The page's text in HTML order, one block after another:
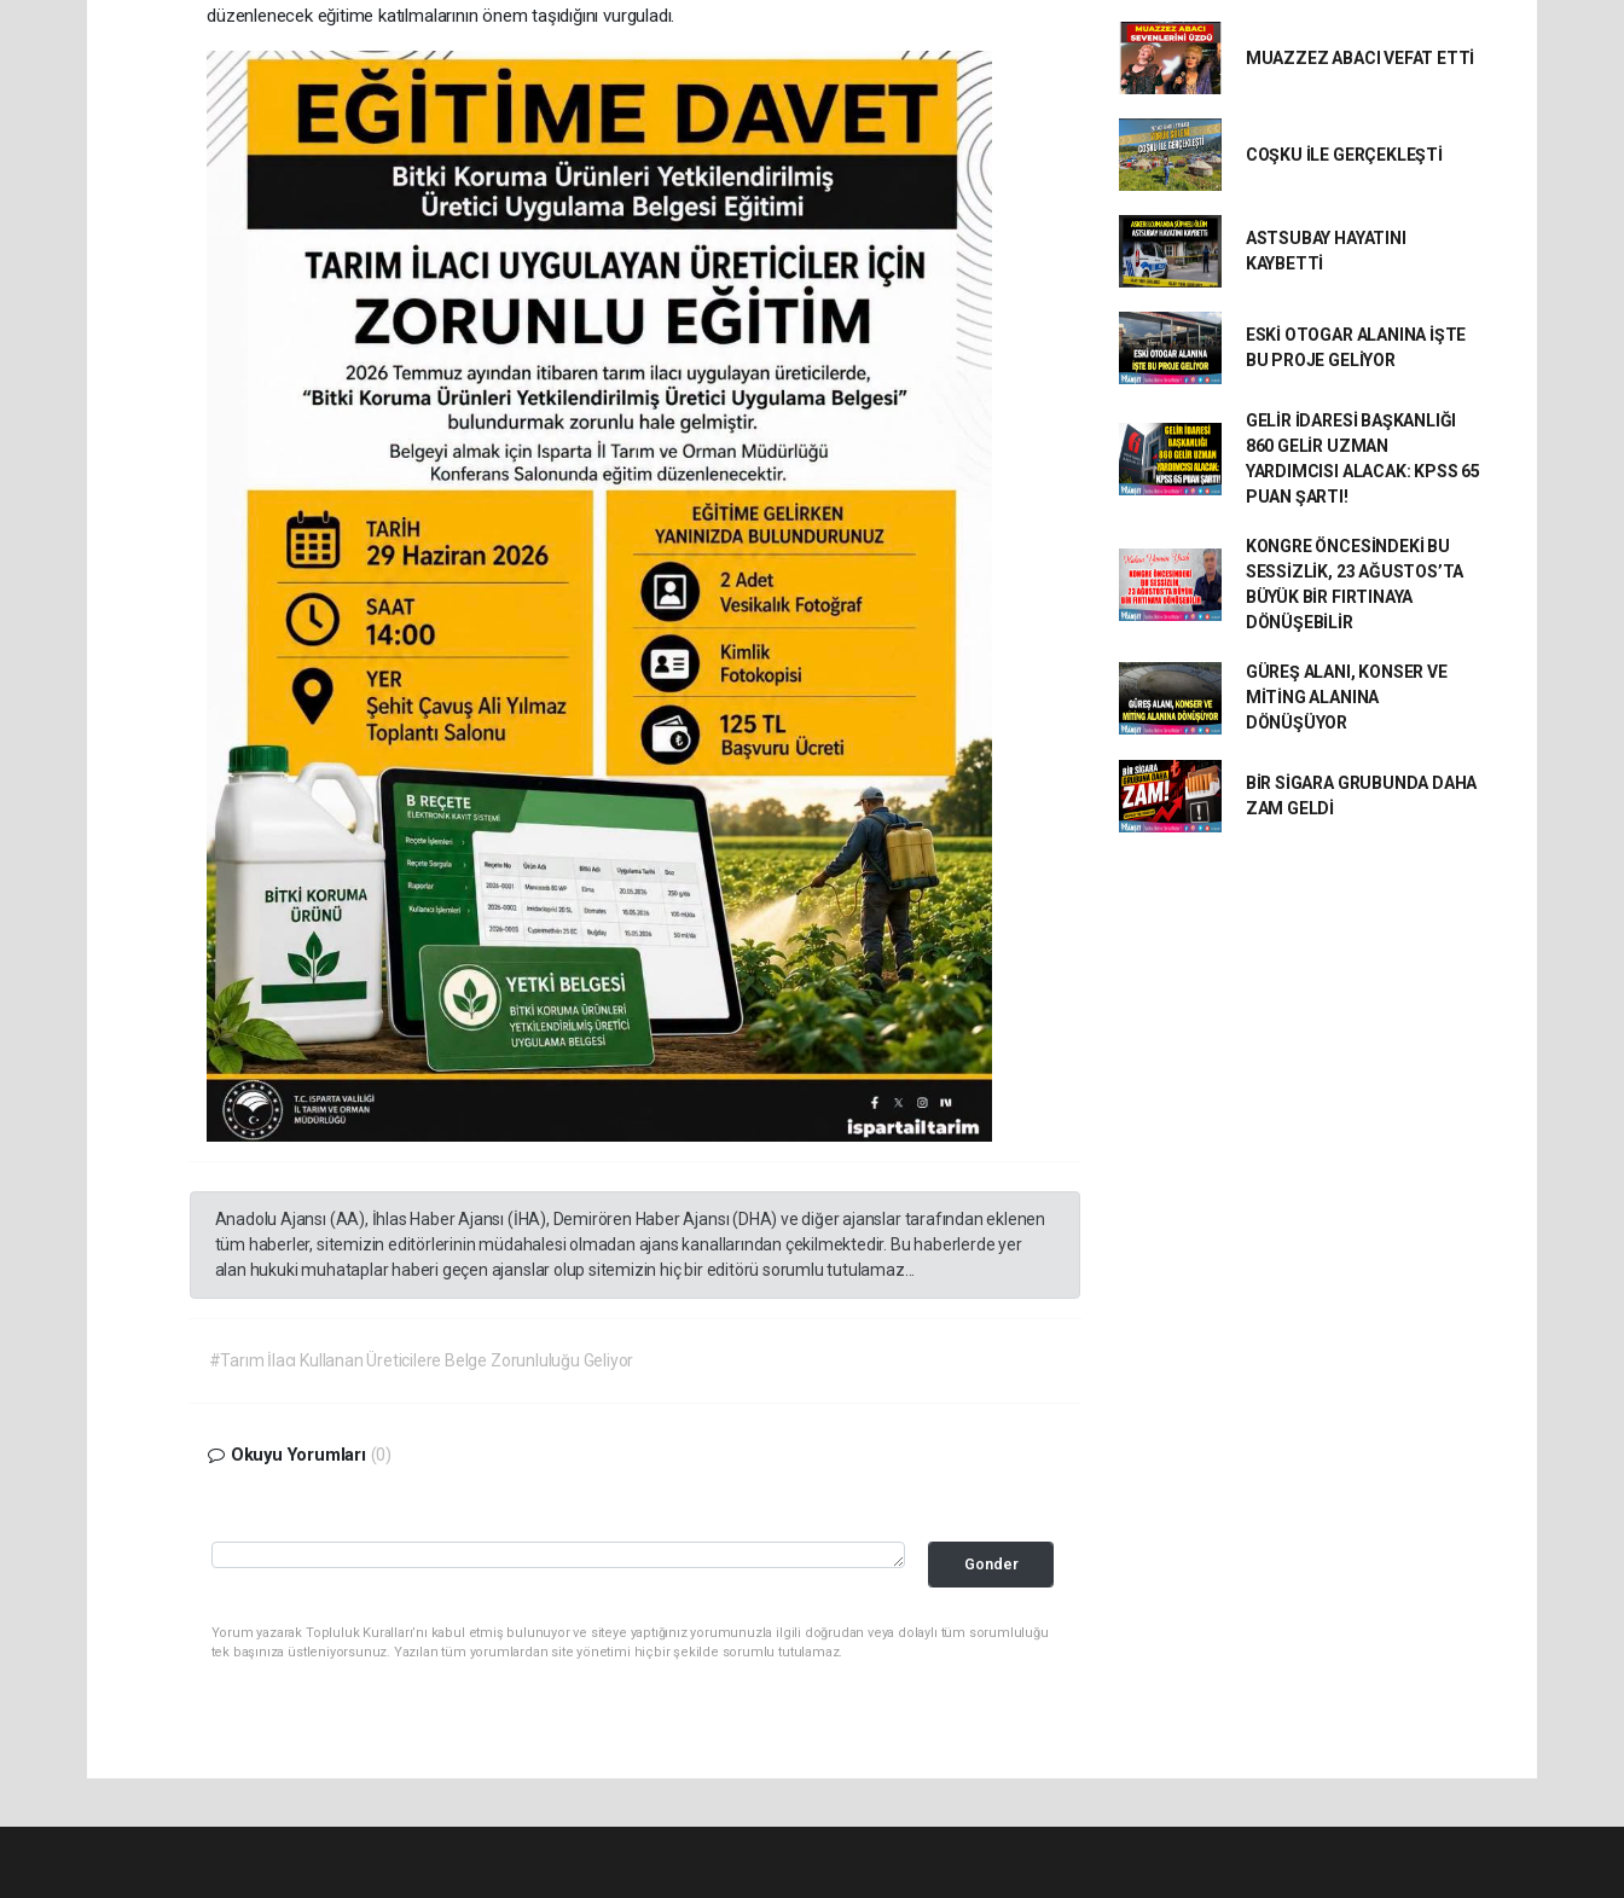
düzenlenecek eğitime katılmalarının önem taşıdığını vurguladı.
Anadolu Ajansı (AA), İhlas Haber Ajansı (İHA), Demirören Haber Ajansı (DHA) ve diğer ajanslar tarafından eklenen
tüm haberler, sitemizin editörlerinin müdahalesi olmadan ajans kanallarından çekilmektedir. Bu haberlerde yer
alan hukuki muhataplar haberi geçen ajanslar olup sitemizin hiç bir editörü sorumlu tutulamaz...
#Tarım İlacı Kullanan Üreticilere Belge Zorunluluğu Geliyor
Okuyu Yorumları (0)
Gonder
Yorum yazarak Topluluk Kuralları’nı kabul etmiş bulunuyor ve siteye yaptığınız yorumunuzla ilgili doğrudan veya dolaylı tüm sorumluluğu
tek başınıza üstleniyorsunuz. Yazılan tüm yorumlardan site yönetimi hiçbir şekilde sorumlu tutulamaz.
MUAZZEZ ABACI VEFAT ETTİ
COŞKU İLE GERÇEKLEŞTİ
ASTSUBAY HAYATINI
KAYBETTİ
ESKİ OTOGAR ALANINA İŞTE
BU PROJE GELİYOR
GELİR İDARESİ BAŞKANLIĞI
860 GELİR UZMAN
YARDIMCISI ALACAK: KPSS 65
PUAN ŞARTI!
KONGRE ÖNCESİNDEKİ BU
SESSİZLİK, 23 AĞUSTOS’TA
BÜYÜK BİR FIRTINAYA
DÖNÜŞEBİLİR
GÜREŞ ALANI, KONSER VE
MİTİNG ALANINA
DÖNÜŞÜYOR
BİR SİGARA GRUBUNDA DAHA
ZAM GELDİ